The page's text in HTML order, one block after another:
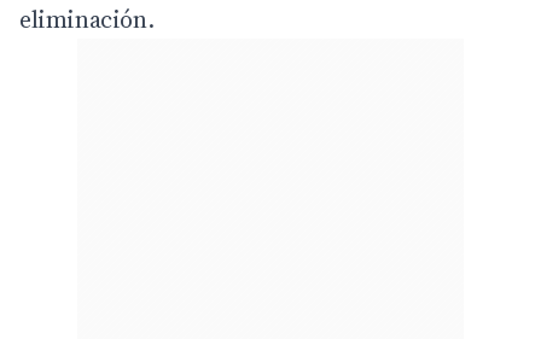
eliminación.